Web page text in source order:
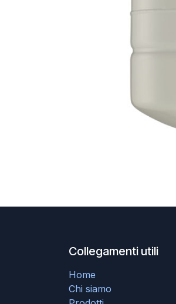
Collegamenti utili
Home
Chi siamo